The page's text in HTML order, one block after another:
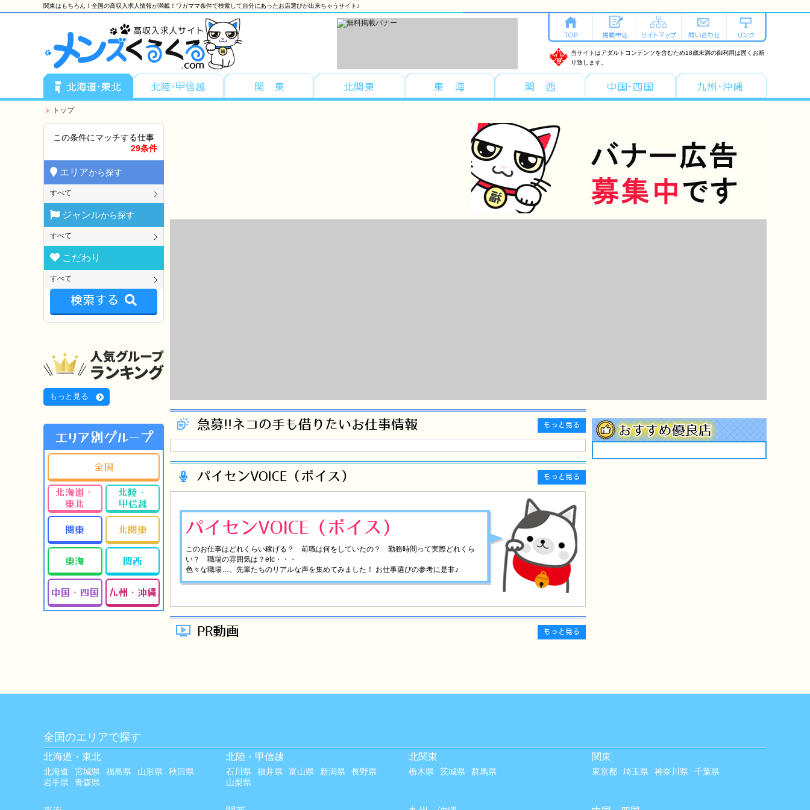
関東はもちろん！全国の高収入求人情報が満載！ワガママ条件で検索して自分にあったお店選びが出来ちゃうサイト♪
当サイトはアダルトコンテンツを含むため18歳未満の御利用は固くお断
り致します。
トップ
この条件にマッチする仕事
29条件
エリアから探す
すべて
ジャンルから探す
すべて
こだわり
すべて
検索する
もっと見る
エリア別グループ
全国
北海道・
東北
北陸・
甲信越
関東
北関東
東海 関西
中国・四国 九州・沖縄
急募!!ネコの手も借りたいお仕事情報 もっと見る
パイセンVOICE（ボイス） もっと見る
パイセンVOICE（ボイス）
このお仕事はどれくらい稼げる？ 前職は何をしていたの？ 勤務時間って実際どれくら
い？ 職場の雰囲気は？etc・・・
色々な職場…、先輩たちのリアルな声を集めてみました！ お仕事選びの参考に是非♪
PR動画 もっと見る
全国のエリアで探す
北海道・東北
北海道 宮城県 福島県 山形県
秋田県
岩手県
青森県
北陸・甲信越
石川県 福井県 富山県 新潟県
長野県
山梨県
関東
東京都 埼玉県 神奈川県 千葉県
北関東
栃木県 茨城県 群馬県